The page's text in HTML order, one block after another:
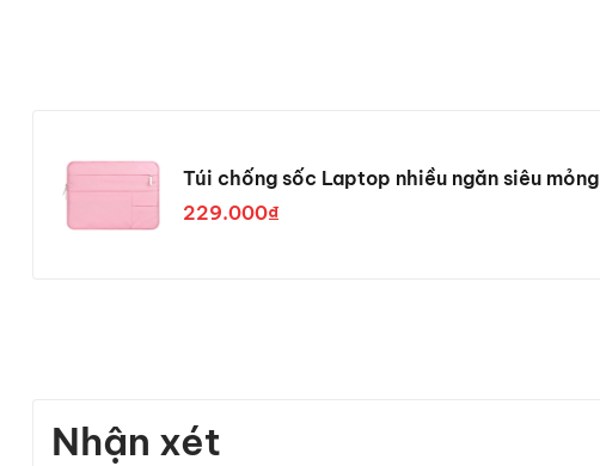
Túi chống sốc Laptop nhiều ngăn siêu mỏng
229.000₫
Nhận xét